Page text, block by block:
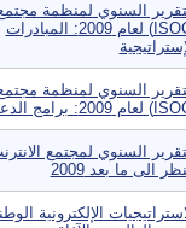
السنوي لمنظمة
(ISOC) لعام 2009: المبادرات
السنوي لمنظمة
الى ما بعد 2009
الإلكترونية